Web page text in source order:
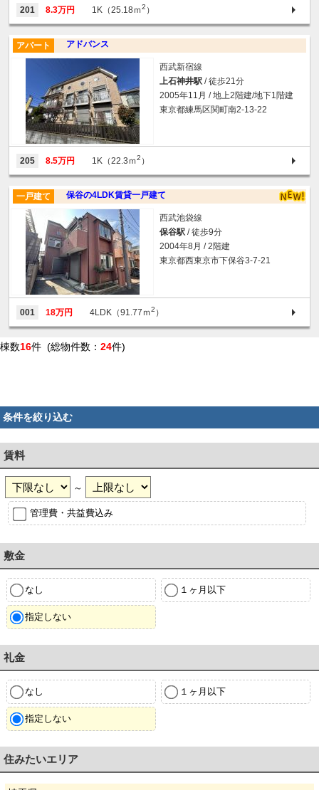
201 8.3万円 1K（25.18ｍ2 ）
アドバンス
アパート
西武新宿線
上石神井駅 / 徒歩21分
2005年11月 / 地上2階建/地下1階建
東京都練馬区関町南2-13-22
205 8.5万円 1K（22.3ｍ2 ）
保谷の4LDK賃貸一戸建て
一戸建て
西武池袋線
保谷駅 / 徒歩9分
2004年8月 / 2階建
東京都西東京市下保谷3-7-21
001 18万円 4LDK（91.77ｍ2 ）
棟数16件 (総物件数： 24件)
条件を絞り込む
賃料
～
管理費・共益費込み
敷金
なし １ヶ月以下
指定しない
礼金
なし １ヶ月以下
指定しない
住みたいエリア